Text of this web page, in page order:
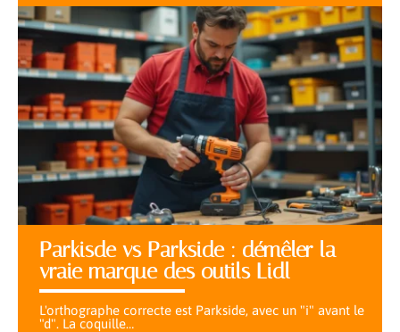
Parkisde vs Parkside : démêler la
vraie marque des outils Lidl
L'orthographe correcte est Parkside, avec un "i" avant le
"d". La coquille…